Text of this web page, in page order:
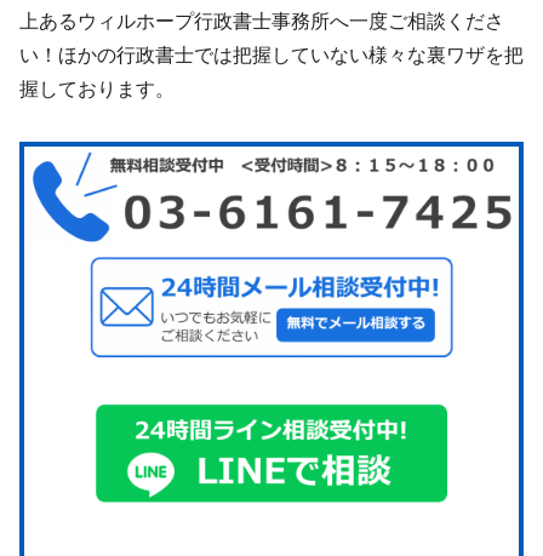
上あるウィルホープ行政書士事務所へ一度ご相談くださ
い！ほかの行政書士では把握していない様々な裏ワザを把
握しております。